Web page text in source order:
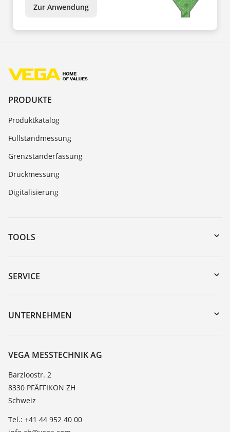
Zur Anwendung
PRODUKTE
Produktkatalog
Füllstandmessung
Grenzstanderfassung
Druckmessung
Digitalisierung
TOOLS
Download-Center
Gerätesuche (Seriennummer)
DTM Collection/PACTware
SERVICE
Geräterücksendung
Trainings
Beständigkeitsliste
TeamViewer
UNTERNEHMEN
Über VEGA
Kontakt
News
Presse
VEGA MESSTECHNIK AG
Barzloostr. 2
8330 PFÄFFIKON ZH
Schweiz
Tel.: +41 44 952 40 00